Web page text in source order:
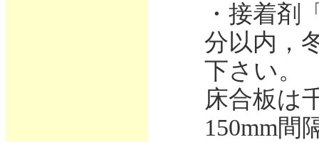
・接着剤
分以内，
下さい。
床合板は
150mm間